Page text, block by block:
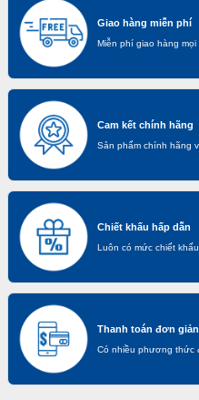
Giao hàng miễn phí
Miễn phí giao hàng
Cam kết chính hãng
Sản phẩm chính hãng
Chiết khấu hấp dẫn
Luôn có mức chiết
Thanh toán đơn giản
Có nhiều phương thức